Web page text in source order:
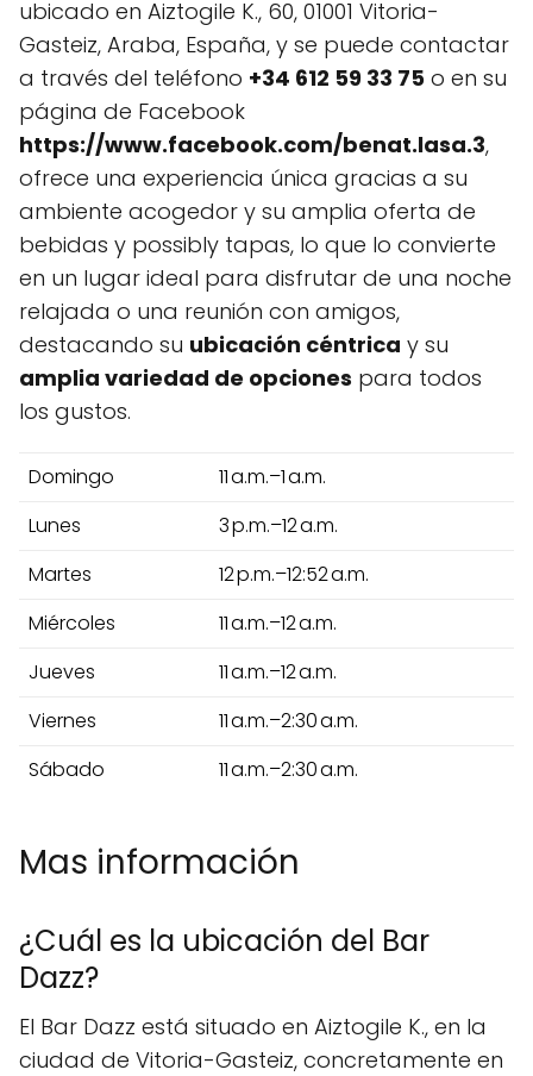
ubicado en Aiztogile K., 60, 01001 Vitoria-
Gasteiz, Araba, España, y se puede contactar
a través del teléfono +34 612 59 33 75 o en su
página de Facebook
https://www.facebook.com/benat.lasa.3,
ofrece una experiencia única gracias a su
ambiente acogedor y su amplia oferta de
bebidas y possibly tapas, lo que lo convierte
en un lugar ideal para disfrutar de una noche
relajada o una reunión con amigos,
destacando su ubicación céntrica y su
amplia variedad de opciones para todos
los gustos.
Domingo
11 a.m.–1 a.m.
Lunes
3 p.m.–12 a.m.
Martes
12 p.m.–12:52 a.m.
Miércoles
11 a.m.–12 a.m.
Jueves
11 a.m.–12 a.m.
Viernes
11 a.m.–2:30 a.m.
Sábado
11 a.m.–2:30 a.m.
Mas información
¿Cuál es la ubicación del Bar
Dazz?
El Bar Dazz está situado en Aiztogile K., en la
ciudad de Vitoria-Gasteiz, concretamente en